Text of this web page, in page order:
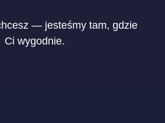
— jesteśmy tam, gdzie
Ci wygodnie.